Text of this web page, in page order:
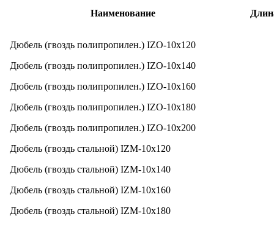
Наименование
Дюбель (гвоздь полипропилен.) IZO-10x120
Дюбель (гвоздь полипропилен.) IZO-10х140
Дюбель (гвоздь полипропилен.) IZO-10х160
Дюбель (гвоздь полипропилен.) IZO-10x180
Дюбель (гвоздь полипропилен.) IZO-10x200
Дюбель (гвоздь стальной) IZM-10x120
Дюбель (гвоздь стальной) IZM-10x140
Дюбель (гвоздь стальной) IZM-10x160
Дюбель (гвоздь стальной) IZM-10x180